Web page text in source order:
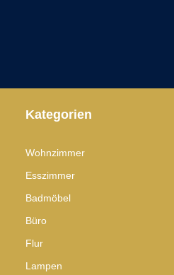
Kategorien
Wohnzimmer
Esszimmer
Badmöbel
Büro
Flur
Lampen